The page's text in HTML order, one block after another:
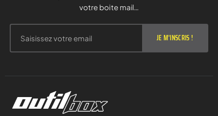
votre boite mail…
JE M'INSCRIS !